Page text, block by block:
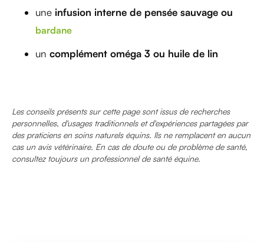
une infusion interne de pensée sauvage ou
bardane
un complément oméga 3 ou huile de lin
Les conseils présents sur cette page sont issus de recherches
personnelles, d'usages traditionnels et d'expériences partagées par
des praticiens en soins naturels équins. Ils ne remplacent en aucun
cas un avis vétérinaire. En cas de doute ou de problème de santé,
consultez toujours un professionnel de santé équine.